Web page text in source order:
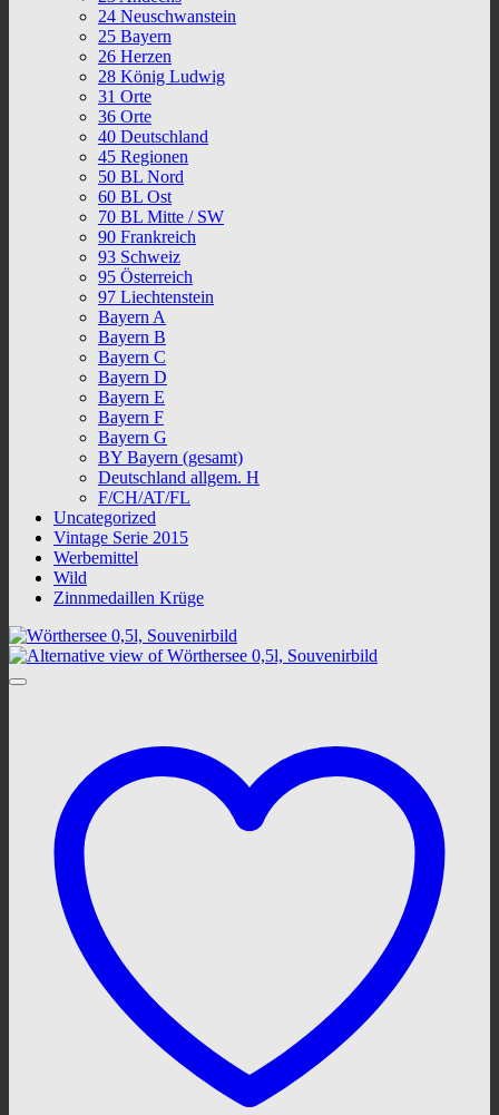
24 Neuschwanstein
25 Bayern
26 Herzen
28 König Ludwig
31 Orte
36 Orte
40 Deutschland
45 Regionen
50 BL Nord
60 BL Ost
70 BL Mitte / SW
90 Frankreich
93 Schweiz
95 Österreich
97 Liechtenstein
Bayern A
Bayern B
Bayern C
Bayern D
Bayern E
Bayern F
Bayern G
BY Bayern (gesamt)
Deutschland allgem. H
F/CH/AT/FL
Uncategorized
Vintage Serie 2015
Werbemittel
Wild
Zinnmedaillen Krüge